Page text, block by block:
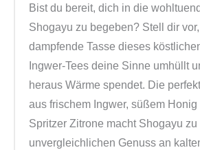
Bist du bereit, dich in die
Shogayu zu begeben? Stell dir
dampfende Tasse dieses
Ingwer-Tees deine Sinne umhüllt
heraus Wärme spendet. Die
aus frischem Ingwer, süßem
Spritzer Zitrone macht Shogayu zu
unvergleichlichen Genuss an